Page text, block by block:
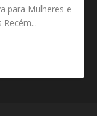
para Mulheres e